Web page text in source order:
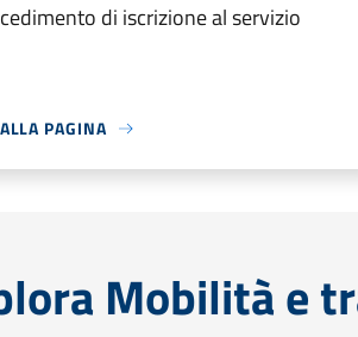
di iscrizione al servizio
PAGINA
Mobilità e